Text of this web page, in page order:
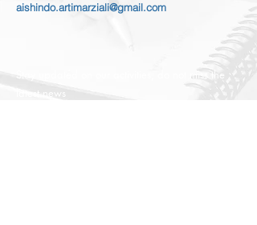
aishindo.artimarziali@gmail.com
Stay updated on our activities, do not miss the
latest news